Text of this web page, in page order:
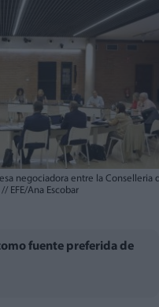
negociadora entre la Conselleria
// EFE/Ana Escobar
fuente preferida de